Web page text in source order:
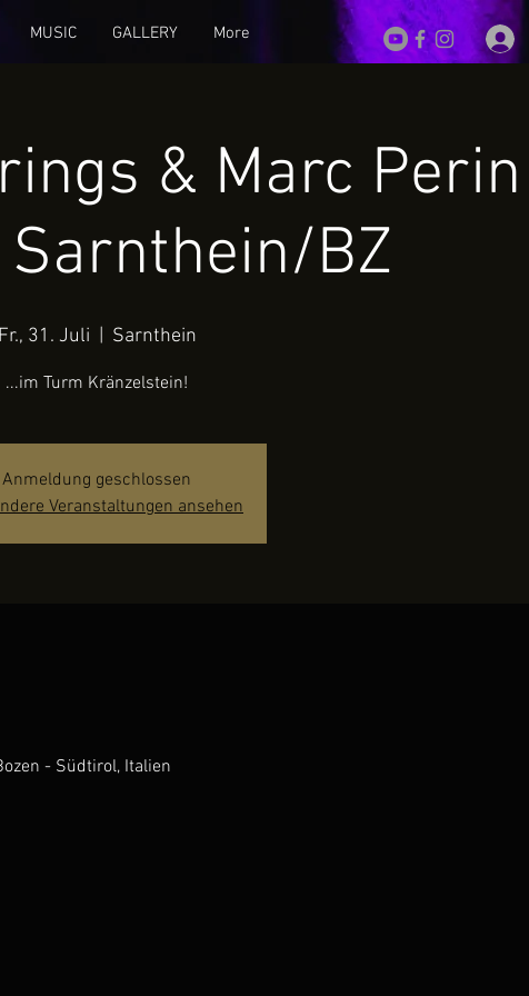
MUSIC GALLERY More
& Marc Perin
Sarnthein/BZ
Fr., 31. Juli Sarnthein
...im Turm Kränzelstein!
Anmeldung geschlossen
Veranstaltungen ansehen
- Südtirol, Italien